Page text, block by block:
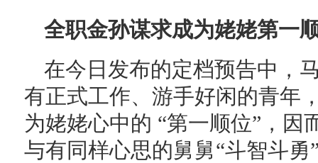
全职金孙谋求成为姥姥第一
在今日发布的定档预告中，
有正式工作、游手好闲的青年
为姥姥心中的 “第一顺位”，
与有同样心思的舅舅“斗智斗